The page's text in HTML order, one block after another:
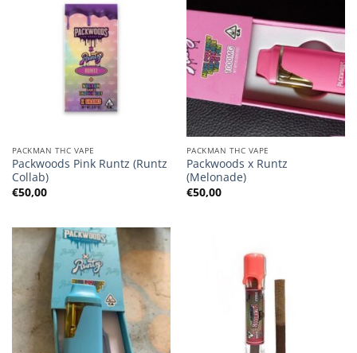
PACKMAN THC VAPE
Packwoods Pink Runtz (Runtz
Collab)
€50,00
PACKMAN THC VAPE
Packwoods x Runtz
(Melonade)
€50,00